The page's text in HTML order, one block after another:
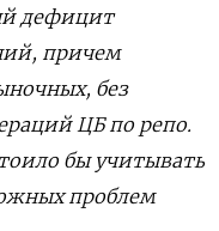
дефицит
причем
без
ЦБ по репо.
бы учитывать
проблем